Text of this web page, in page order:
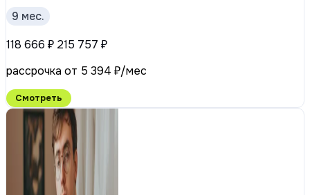
9 мес.
118 666 ₽ 215 757 ₽
рассрочка от 5 394 ₽/мес
Смотреть